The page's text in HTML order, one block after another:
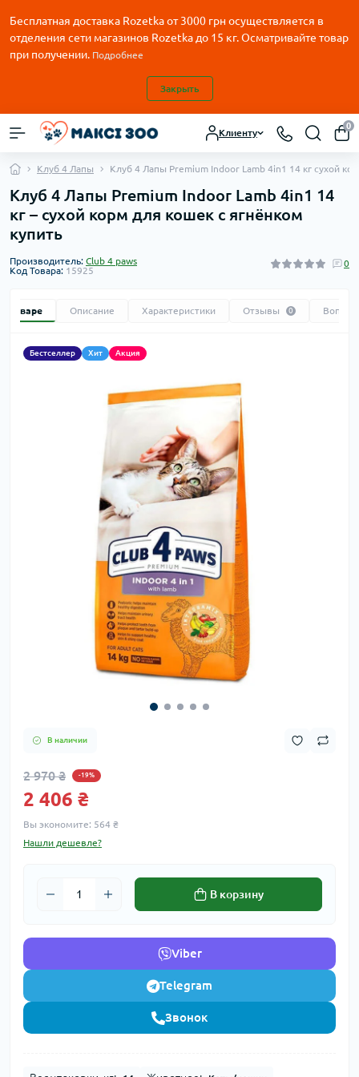
Бесплатная доставка Rozetka от3000 грн осуществляется в
отделения сети магазинов Rozetka до 15 кг. Осматривайте товар
при получении. Подробнее
Закрыть
Клиенту
0
Клуб 4 Лапы Клуб 4 Лапы Premium Indoor Lamb 4in1 14 кг сухой
Клуб 4 Лапы Premium Indoor Lamb 4in1 14
кг – сухой корм для кошек с ягнёнком
купить
Производитель: Club 4 paws
Код Товара: 15925
0
товаре Описание Характеристики Отзывы 0
Бестселлер Хит Акция
В наличии
2 970 ₴ -19%
2 406 ₴
Вы экономите: 564 ₴
Нашли дешевле?
В корзину
Viber
Telegram
Звонок